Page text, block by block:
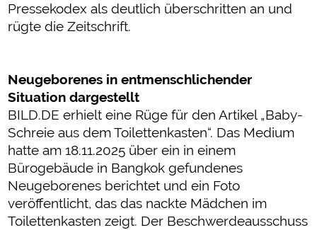
Pressekodex als deutlich überschritten an und
rügte die Zeitschrift.
Neugeborenes in entmenschlichender
Situation dargestellt
BILD.DE erhielt eine Rüge für den Artikel „Baby-
Schreie aus dem Toilettenkasten“. Das Medium
hatte am 18.11.2025 über ein in einem
Bürogebäude in Bangkok gefundenes
Neugeborenes berichtet und ein Foto
veröffentlicht, das das nackte Mädchen im
Toilettenkasten zeigt. Der Beschwerdeausschuss